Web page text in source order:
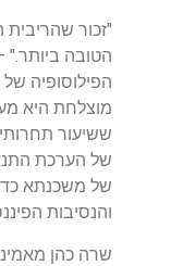
"זכור
הטובה
הפילוסופיה
מוצלחת היא
ששיעור
של הערכת
של משכנתא
והנסיבות
שרה כהן